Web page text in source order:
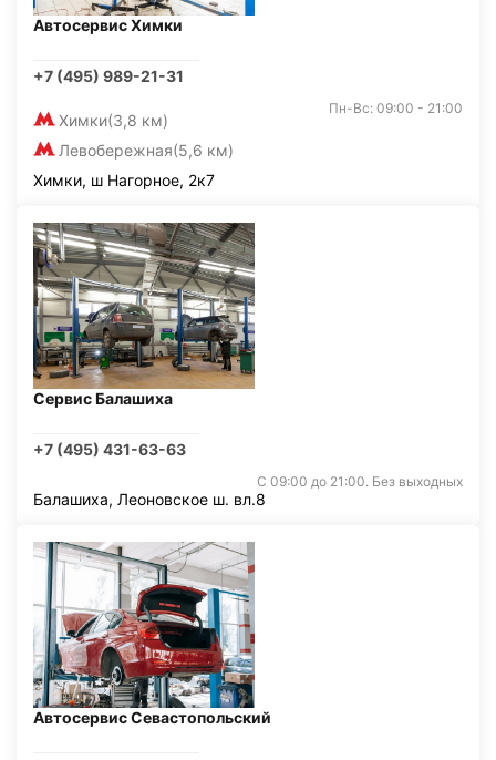
Автосервис Химки
+7 (495) 989-21-31
Химки(3,8 км)
Левобережная(5,6 км)
Пн-Вс: 09:00 - 21:00
Химки, ш Нагорное, 2к7
Сервис Балашиха
+7 (495) 431-63-63
С 09:00 до 21:00. Без выходных
Балашиха, Леоновское ш. вл.8
Автосервис Севастопольский